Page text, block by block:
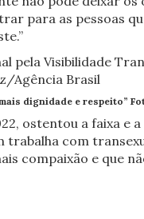
para as pessoas
dignidade e respeito”
ostentou a faixa e
trabalha com
compaixão e que